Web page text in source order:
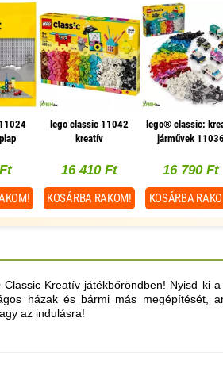
lego classic 11042
kreatív
16 410 Ft
KOSÁRBA RAKOM!
lego® classic:
járművek 11036
16 790 Ft
KOSÁRBA
Kreatív játékbőröndben! Nyisd ki
házak és bármi más megépítését,
az indulásra!